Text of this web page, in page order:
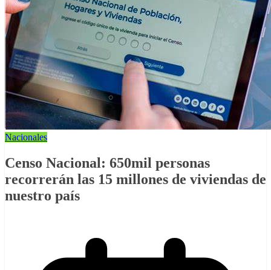
Nacionales
Censo Nacional: 650mil personas
recorrerán las 15 millones de viviendas de
nuestro país